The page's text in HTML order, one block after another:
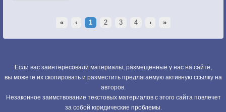
« ‹ 1 2 3 4 › »
Если вас заинтересовали материалы, размещенные у нас на сайте,
вы можете их скопировать и разместить предлагаемую активную ссылку на
авторов.
Незаконное заимствование текстовых материалов с этого сайта повлечет
за собой юридические проблемы.